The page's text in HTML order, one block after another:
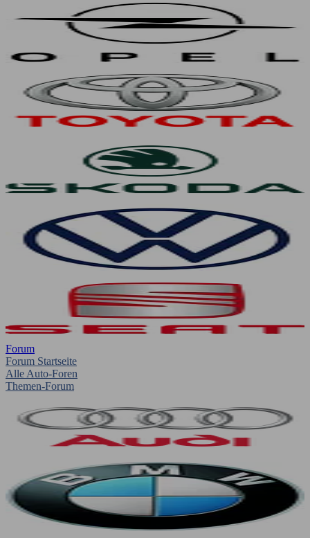
Forum
Forum Startseite
Alle Auto-Foren
Themen-Forum